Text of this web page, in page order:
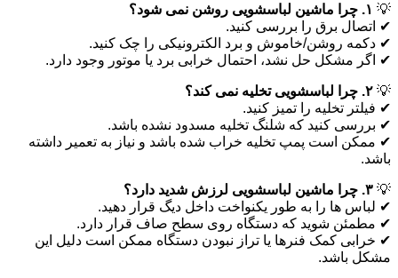
💡 ۱. چرا ماشین لباسشویی روشن نمی شود؟
✔ اتصال برق را بررسی کنید.
✔ دکمه روشن/خاموش و برد الکترونیکی را چک کنید.
✔ اگر مشکل حل نشد، احتمال خرابی برد یا موتور وجود دارد.
💡 ۲. چرا لباسشویی تخلیه نمی کند؟
✔ فیلتر تخلیه را تمیز کنید.
✔ بررسی کنید که شلنگ تخلیه مسدود نشده باشد.
✔ ممکن است پمپ تخلیه خراب شده باشد و نیاز به تعمیر داشته
باشد.
💡 ۳. چرا ماشین لباسشویی لرزش شدید دارد؟
✔ لباس ها را به طور یکنواخت داخل دیگ قرار دهید.
✔ مطمئن شوید که دستگاه روی سطح صاف قرار دارد.
✔ خرابی کمک فنرها یا تراز نبودن دستگاه ممکن است دلیل این
مشکل باشد.